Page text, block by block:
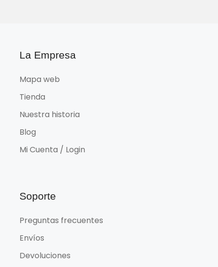
La Empresa
Mapa web
Tienda
Nuestra historia
Blog
Mi Cuenta / Login
Soporte
Preguntas frecuentes
Envíos
Devoluciones